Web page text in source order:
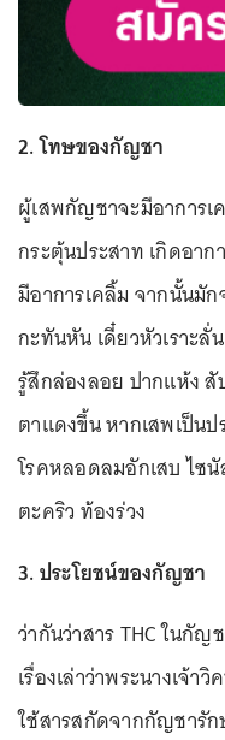
2. โทษของกัญชา
ผู้เสพกัญชาจะมีอาการ
กระตุ้นประสาท เกิดอา
มีอาการเคลิ้ม จากนั้นมั
กะทันหัน เดี๋ยวหัวเราะ
รู้สึกล่องลอย ปากแห้ง
ตาแดงขึ้น หากเสพเป็น
โรคหลอดลมอักเสบ ไซ
ตะคริว ท้องร่วง
3. ประโยชน์ของกัญชา
ว่ากันว่าสาร THC ในกั
เรื่องเล่าว่าพระนางเจ้า
ใช้สารสกัดจากกัญชารั